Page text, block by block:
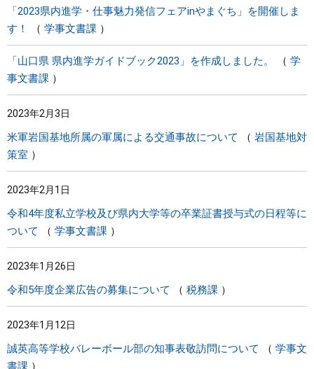
「2023県内進学・仕事魅力発信フェアinやまぐち」を開催しま
す！
学事文書課
「山口県 県内進学ガイドブック2023」を作成しました。
学
事文書課
2023年2月3日
米軍岩国基地所属の軍属による交通事故について
岩国基地対
策室
2023年2月1日
令和4年度私立学校及び県内大学等の卒業証書授与式の日程等に
ついて
学事文書課
2023年1月26日
令和5年度企業広告の募集について 税務課
2023年1月12日
誠英高等学校バレーボール部の知事表敬訪問について
学事文
書課